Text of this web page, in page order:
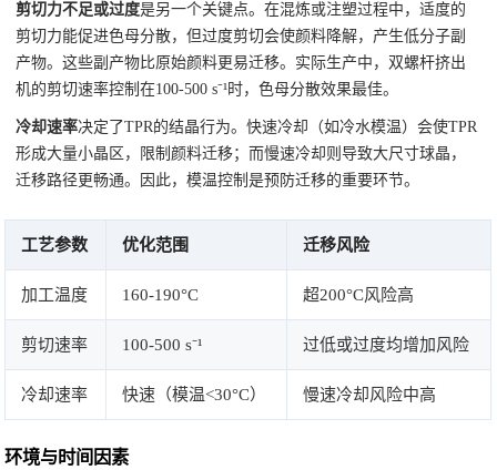
剪切力不足或过度是另一个关键点。在混炼或注塑过程中，适度的
剪切力能促进色母分散，但过度剪切会使颜料降解，产生低分子副
产物。这些副产物比原始颜料更易迁移。实际生产中，双螺杆挤出
机的剪切速率控制在100-500 s⁻¹时，色母分散效果最佳。
冷却速率决定了TPR的结晶行为。快速冷却（如冷水模温）会使TPR
形成大量小晶区，限制颜料迁移；而慢速冷却则导致大尺寸球晶，
迁移路径更畅通。因此，模温控制是预防迁移的重要环节。
工艺参数 优化范围 迁移风险
加工温度 160-190°C 超200°C风险高
剪切速率 100-500 s⁻¹ 过低或过度均增加风险
冷却速率 快速（模温<30°C） 慢速冷却风险中高
环境与时间因素